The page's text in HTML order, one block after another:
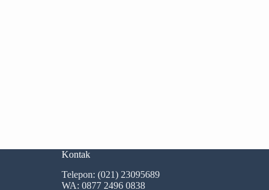
Kontak
Telepon: (021) 23095689
WA: 0877 2496 0838